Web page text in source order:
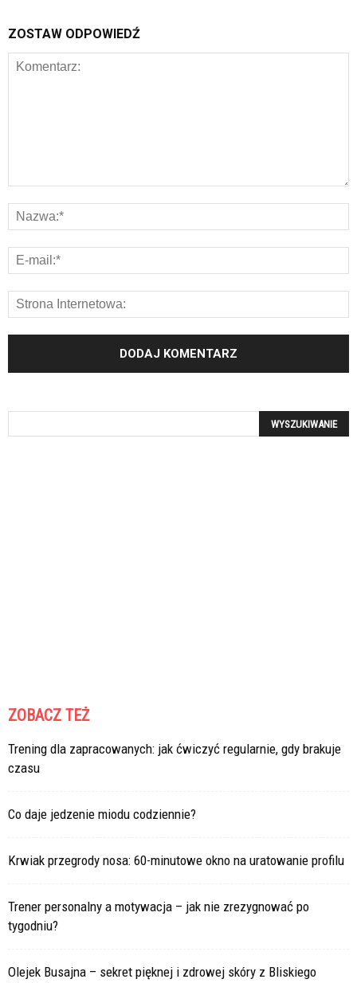
ZOSTAW ODPOWIEDŹ
ZOBACZ TEŻ
Trening dla zapracowanych: jak ćwiczyć regularnie, gdy brakuje
czasu
Co daje jedzenie miodu codziennie?
Krwiak przegrody nosa: 60-minutowe okno na uratowanie profilu
Trener personalny a motywacja – jak nie zrezygnować po
tygodniu?
Olejek Busajna – sekret pięknej i zdrowej skóry z Bliskiego